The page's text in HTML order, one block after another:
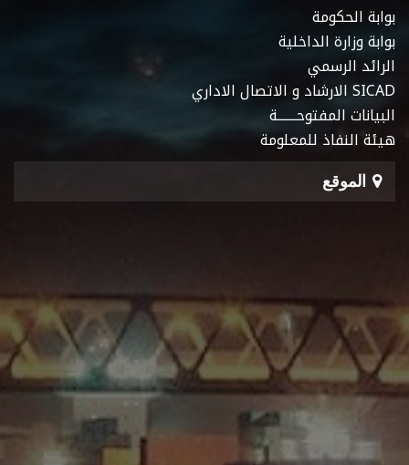
بوابة الحكومة
بوابة وزارة الداخلية
الرائد الرسمي
SICAD الارشاد و الاتصال الاداري
البيانات المفتوحـــــــة
هيئة النفاذ للمعلومة
الموقع